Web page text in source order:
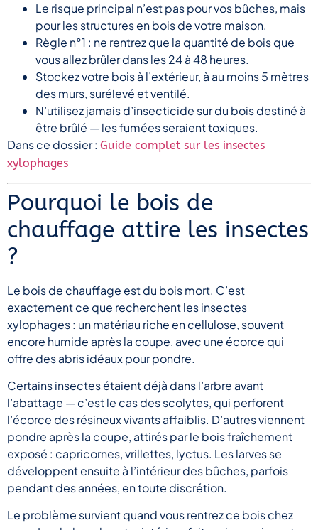
Le risque principal n’est pas pour vos bûches, mais
pour les structures en bois de votre maison.
Règle n°1 : ne rentrez que la quantité de bois que
vous allez brûler dans les 24 à 48 heures.
Stockez votre bois à l’extérieur, à au moins 5 mètres
des murs, surélevé et ventilé.
N’utilisez jamais d’insecticide sur du bois destiné à
être brûlé — les fumées seraient toxiques.
Dans ce dossier : Guide complet sur les insectes
xylophages
Pourquoi le bois de
chauffage attire les insectes
?
Le bois de chauffage est du bois mort. C’est
exactement ce que recherchent les insectes
xylophages : un matériau riche en cellulose, souvent
encore humide après la coupe, avec une écorce qui
offre des abris idéaux pour pondre.
Certains insectes étaient déjà dans l’arbre avant
l’abattage — c’est le cas des scolytes, qui perforent
l’écorce des résineux vivants affaiblis. D’autres viennent
pondre après la coupe, attirés par le bois fraîchement
exposé : capricornes, vrillettes, lyctus. Les larves se
développent ensuite à l’intérieur des bûches, parfois
pendant des années, en toute discrétion.
Le problème survient quand vous rentrez ce bois chez